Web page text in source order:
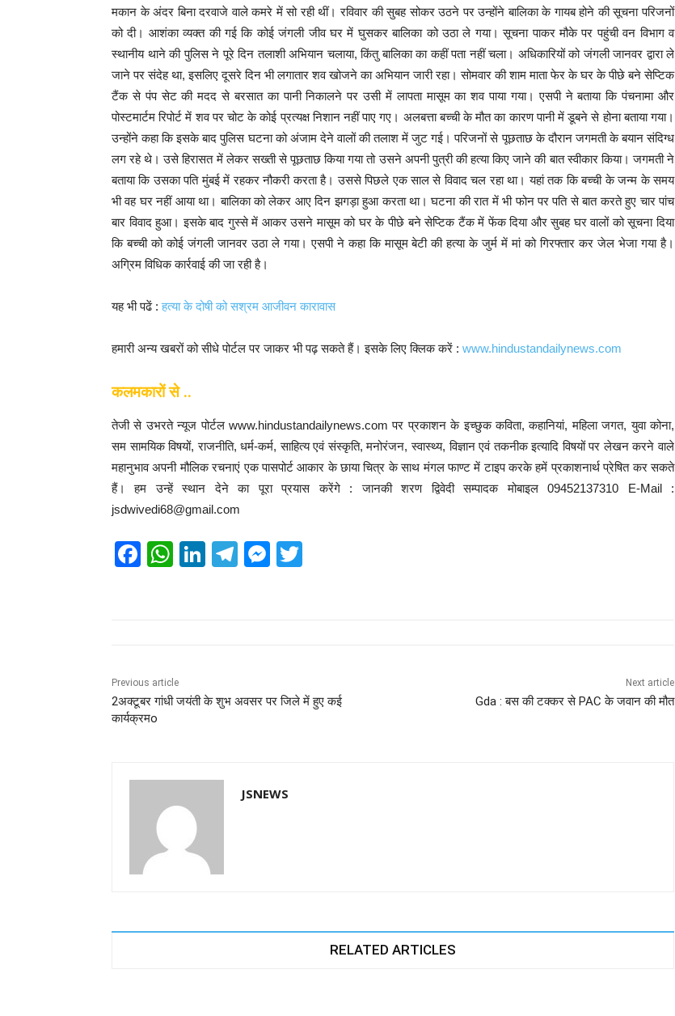
मकान के अंदर बिना दरवाजे वाले कमरे में सो रही थीं। रविवार की सुबह सोकर उठने पर उन्होंने बालिका के गायब होने की सूचना परिजनों
को दी। आशंका व्यक्त की गई कि कोई जंगली जीव घर में घुसकर बालिका को उठा ले गया। सूचना पाकर मौके पर पहुंची वन विभाग व
स्थानीय थाने की पुलिस ने पूरे दिन तलाशी अभियान चलाया, किंतु बालिका का कहीं पता नहीं चला। अधिकारियों को जंगली जानवर द्वारा ले
जाने पर संदेह था, इसलिए दूसरे दिन भी लगातार शव खोजने का अभियान जारी रहा। सोमवार की शाम माता फेर के घर के पीछे बने सेप्टिक
टैंक से पंप सेट की मदद से बरसात का पानी निकालने पर उसी में लापता मासूम का शव पाया गया। एसपी ने बताया कि पंचनामा और
पोस्टमार्टम रिपोर्ट में शव पर चोट के कोई प्रत्यक्ष निशान नहीं पाए गए। अलबत्ता बच्ची के मौत का कारण पानी में डूबने से होना बताया गया।
उन्होंने कहा कि इसके बाद पुलिस घटना को अंजाम देने वालों की तलाश में जुट गई। परिजनों से पूछताछ के दौरान जगमती के बयान संदिग्ध
लग रहे थे। उसे हिरासत में लेकर सख्ती से पूछताछ किया गया तो उसने अपनी पुत्री की हत्या किए जाने की बात स्वीकार किया। जगमती ने
बताया कि उसका पति मुंबई में रहकर नौकरी करता है। उससे पिछले एक साल से विवाद चल रहा था। यहां तक कि बच्ची के जन्म के समय
भी वह घर नहीं आया था। बालिका को लेकर आए दिन झगड़ा हुआ करता था। घटना की रात में भी फोन पर पति से बात करते हुए चार पांच
बार विवाद हुआ। इसके बाद गुस्से में आकर उसने मासूम को घर के पीछे बने सेप्टिक टैंक में फेंक दिया और सुबह घर वालों को सूचना दिया
कि बच्ची को कोई जंगली जानवर उठा ले गया। एसपी ने कहा कि मासूम बेटी की हत्या के जुर्म में मां को गिरफ्तार कर जेल भेजा गया है।
अग्रिम विधिक कार्रवाई की जा रही है।
यह भी पढें :हत्या के दोषी को सश्रम आजीवन कारावास
हमारी अन्य खबरों को सीधे पोर्टल पर जाकर भी पढ़ सकते हैं। इसके लिए क्लिक करें : www.hindustandailynews.com
कलमकारों से ..
तेजी से उभरते न्यूज पोर्टल www.hindustandailynews.com पर प्रकाशन के इच्छुक कविता, कहानियां, महिला जगत, युवा कोना,
सम सामयिक विषयों, राजनीति, धर्म-कर्म, साहित्य एवं संस्कृति, मनोरंजन, स्वास्थ्य, विज्ञान एवं तकनीक इत्यादि विषयों पर लेखन करने वाले
महानुभाव अपनी मौलिक रचनाएं एक पासपोर्ट आकार के छाया चित्र के साथ मंगल फाण्ट में टाइप करके हमें प्रकाशनार्थ प्रेषित कर सकते
हैं। हम उन्हें स्थान देने का पूरा प्रयास करेंगे : जानकी शरण द्विवेदी सम्पादक मोबाइल 09452137310 E-Mail :
jsdwivedi68@gmail.com
F
o
o
W
p
p
Li
T
M
er
Previous article
2अक्टूबर गांधी जयंती के शुभ अवसर पर जिले में हुए कई
कार्यक्रमo
Next article
Gda : बस की टक्कर से PAC के जवान की मौत
JSNEWS
RELATED ARTICLES